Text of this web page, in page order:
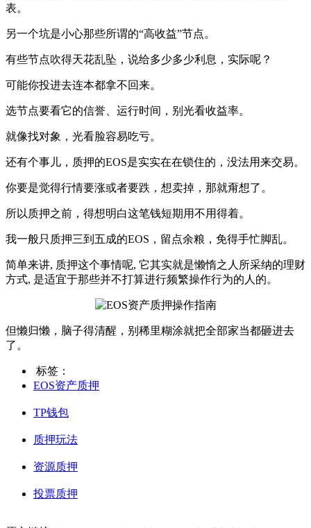
表。
另一个坑是小心那些所谓的“高收益”节点。
有些节点吹得天花乱坠，说给多少多少利息，实际呢？
可能你投进去连本都拿不回来。
选节点要看它的信誉、运行时间，别光看收益率。
就像找对象，光看脸容易吃亏。
还有个事儿，质押的EOS是实实在在锁住的，没法用来交易。
你要是觉得行情要涨或者要跌，想卖掉，那就甭想了。
所以质押之前，得想明白这笔钱短期用不用得着。
我一般只质押三到五成的EOS，留点余粮，免得手忙脚乱。
简单来讲, 质押这个事情呢, 它其实就是懒惰之人所采纳的理财
方式, 是适宜于那些并不打算进行频繁操作行为的人的。
但懒归懒，脑子得清醒，别稀里糊涂就把全部家当都砸进去
了。
标签：
EOS资产质押
TP钱包
质押玩法
资源质押
投票质押